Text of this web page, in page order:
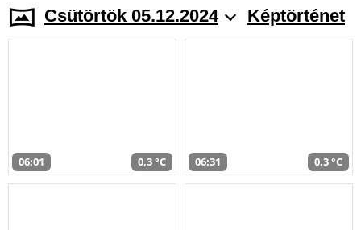
Csütörtök 05.12.2024 Képtörténet
06:01 0,3 °C 06:31 0,3 °C